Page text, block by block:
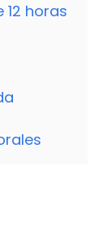
horas